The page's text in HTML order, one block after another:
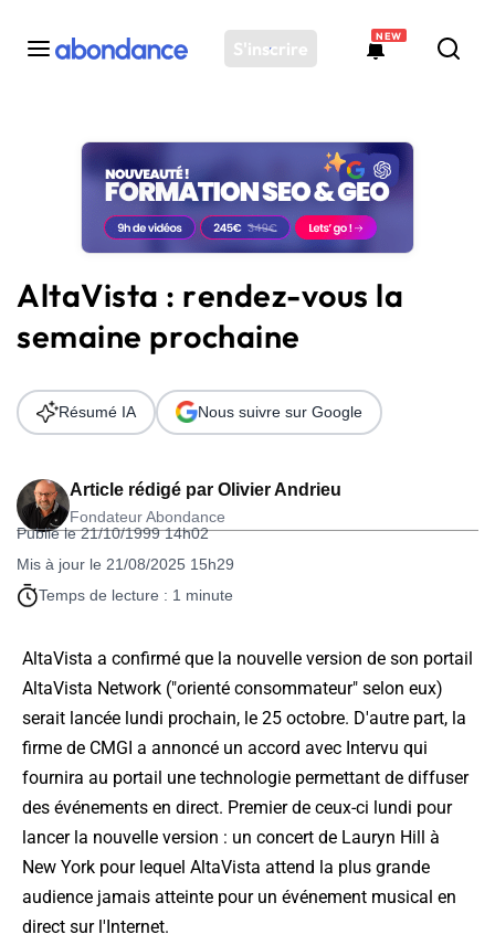
S'inscrire
NEW
Toutes les actus
Actus SEO
Plateforme
Solutions
Ressources
Audit SEO
AltaVista : rendez-vous la
semaine prochaine
Article rédigé par Olivier Andrieu
Fondateur Abondance
Publié le 21/10/1999 14h02
Mis à jour le 21/08/2025 15h29
Temps de lecture : 1 minute
Résumé IA Nous suivre sur Google
AltaVista a confirmé que la nouvelle version de son portail
AltaVista Network ("orienté consommateur" selon eux)
serait lancée lundi prochain, le 25 octobre. D'autre part, la
firme de CMGI a annoncé un accord avec Intervu qui
fournira au portail une technologie permettant de diffuser
des événements en direct. Premier de ceux-ci lundi pour
lancer la nouvelle version : un concert de Lauryn Hill à
New York pour lequel AltaVista attend la plus grande
audience jamais atteinte pour un événement musical en
direct sur l'Internet.